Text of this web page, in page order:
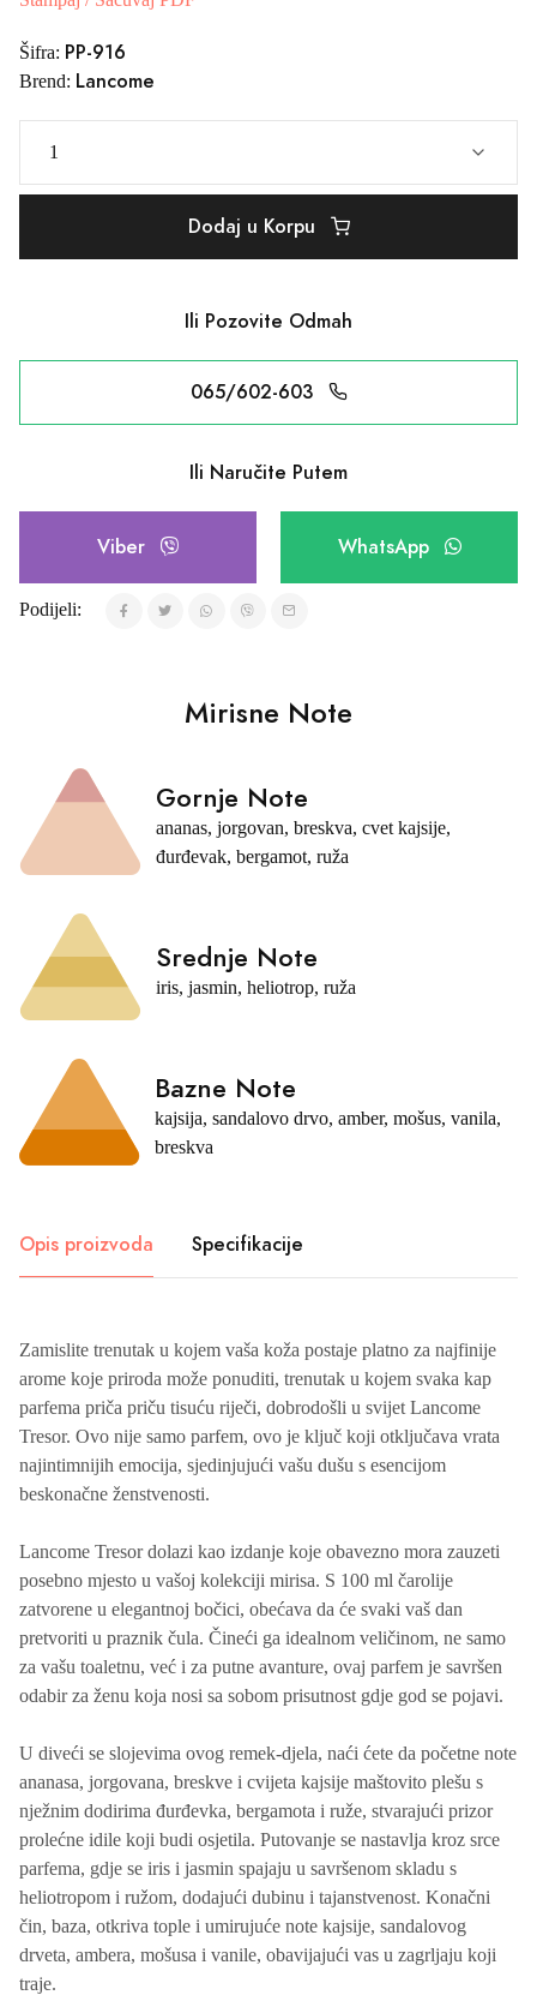
Šifra: PP-916
Brend: Lancome
Dodaj u Korpu
Ili Pozovite Odmah
065/602-603
Ili Naručite Putem
Viber WhatsApp
Podijeli:
Mirisne Note
Gornje Note
ananas, jorgovan, breskva, cvet kajsije,
đurđevak, bergamot, ruža
Srednje Note
iris, jasmin, heliotrop, ruža
Bazne Note
kajsija, sandalovo drvo, amber, mošus, vanila,
breskva
Opis proizvoda Specifikacije
Zamislite trenutak u kojem vaša koža postaje platno za najfinije
arome koje priroda može ponuditi, trenutak u kojem svaka kap
parfema priča priču tisuću riječi, dobrodošli u svijet Lancome
Tresor. Ovo nije samo parfem, ovo je ključ koji otključava vrata
najintimnijih emocija, sjedinjujući vašu dušu s esencijom
beskonačne ženstvenosti.
Lancome Tresor dolazi kao izdanje koje obavezno mora zauzeti
posebno mjesto u vašoj kolekciji mirisa. S 100 ml čarolije
zatvorene u elegantnoj bočici, obećava da će svaki vaš dan
pretvoriti u praznik čula. Čineći ga idealnom veličinom, ne samo
za vašu toaletnu, već i za putne avanture, ovaj parfem je savršen
odabir za ženu koja nosi sa sobom prisutnost gdje god se pojavi.
U diveći se slojevima ovog remek-djela, naći ćete da početne note
ananasa, jorgovana, breskve i cvijeta kajsije maštovito plešu s
nježnim dodirima đurđevka, bergamota i ruže, stvarajući prizor
prolećne idile koji budi osjetila. Putovanje se nastavlja kroz srce
parfema, gdje se iris i jasmin spajaju u savršenom skladu s
heliotropom i ružom, dodajući dubinu i tajanstvenost. Konačni
čin, baza, otkriva tople i umirujuće note kajsije, sandalovog
drveta, ambera, mošusa i vanile, obavijajući vas u zagrljaju koji
traje.